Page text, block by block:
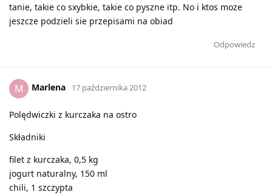
tanie, takie co sxybkie, takie co pyszne itp. No i ktos moze
jeszcze podzieli sie przepisami na obiad
Odpowiedz
M Marlena 17 października 2012
Polędwiczki z kurczaka na ostro
Składniki
filet z kurczaka, 0,5 kg
jogurt naturalny, 150 ml
chili, 1 szczypta